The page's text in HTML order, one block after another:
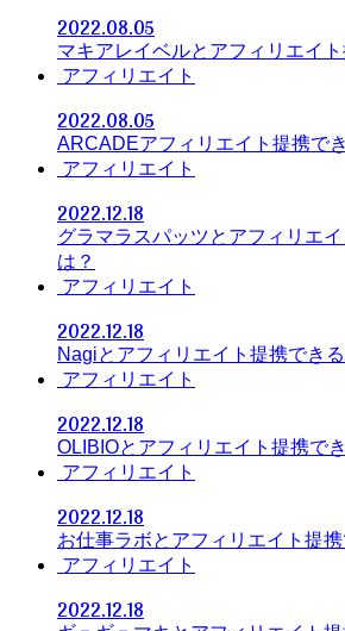
2022.08.05
マキアレイベルとアフィリエイ
アフィリエイト
2022.08.05
ARCADEアフィリエイト提携で
アフィリエイト
2022.12.18
グラマラスパッツとアフィリエ
は？
アフィリエイト
2022.12.18
Nagiとアフィリエイト提携でき
アフィリエイト
2022.12.18
OLIBIOとアフィリエイト提携で
アフィリエイト
2022.12.18
お仕事ラボとアフィリエイト提
アフィリエイト
2022.12.18